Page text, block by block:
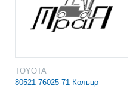
TOYOTA
80521-76025-71 Кольцо